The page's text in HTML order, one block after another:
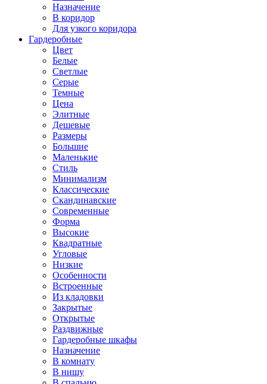
Назначение
В коридор
Для узкого коридора
Гардеробные
Цвет
Белые
Светлые
Серые
Темные
Цена
Элитные
Дешевые
Размеры
Большие
Маленькие
Стиль
Минимализм
Классические
Скандинавские
Современные
Форма
Высокие
Квадратные
Угловые
Низкие
Особенности
Встроенные
Из кладовки
Закрытые
Открытые
Раздвижные
Гардеробные шкафы
Назначение
В комнату
В нишу